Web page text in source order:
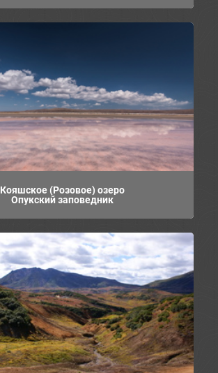
Кояшское (Розовое) озеро
Опукский заповедник